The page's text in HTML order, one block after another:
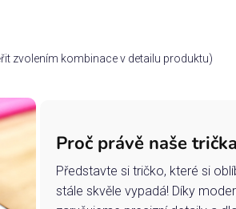
zvolením kombinace v detailu produktu)
Proč právě naše
Představte si tričko, které si
stále skvěle vypadá! Díky